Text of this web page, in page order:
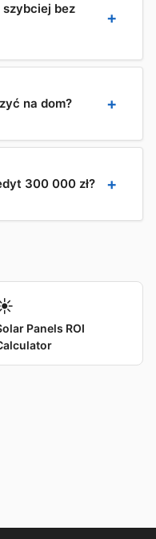
szybciej bez
na dom?
300 000 zł?
Panels ROI